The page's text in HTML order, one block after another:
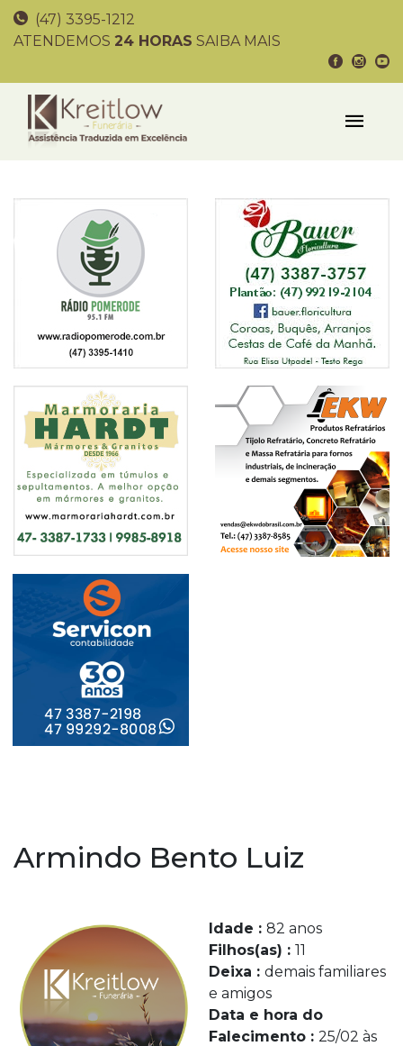
(47) 3395-1212
ATENDEMOS 24 HORAS SAIBA MAIS
Armindo Bento Luiz
Idade : 82 anos
Filhos(as) : 11
Deixa : demais familiares
e amigos
Data e hora do
Falecimento : 25/02 às